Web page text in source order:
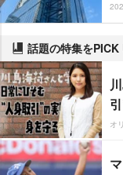
話題の特集をPICK
オ